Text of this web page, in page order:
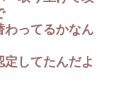
わってるかなん
してたんだよ